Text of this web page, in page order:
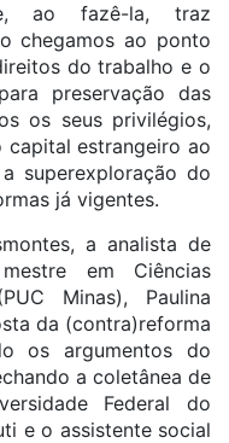
e, ao fazê-la, traz
chegamos ao ponto
do trabalho e o
preservação das
os seus privilégios,
capital estrangeiro ao
superexploração do
já vigentes.
a analista de
em Ciências
Minas), Paulina
da (contra)reforma
os argumentos do
a coletânea de
Federal do
e o assistente social